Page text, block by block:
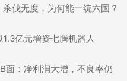
伐无度，为何能一统六国？
亿元增资七腾机器人
面：净利润大增，不良率仍